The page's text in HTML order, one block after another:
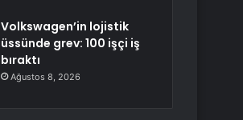
Volkswagen’in lojistik
üssünde grev: 100 işçi iş
bıraktı
Ağustos 8, 2026